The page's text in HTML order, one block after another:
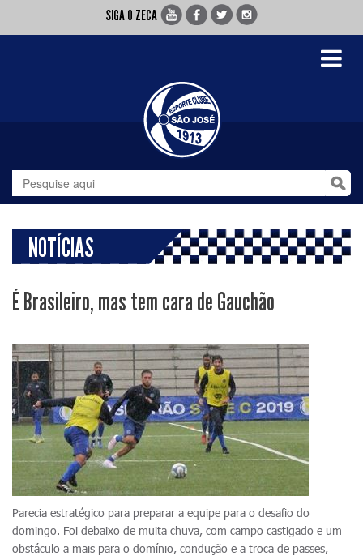
SIGA O ZECA
Toggle
NOTÍCIAS
É Brasileiro, mas tem cara de Gauchão
Parecia estratégico para preparar a equipe para o desafio do
domingo. Foi debaixo de muita chuva, com campo castigado e um
obstáculo a mais para o domínio, condução e a troca de passes,